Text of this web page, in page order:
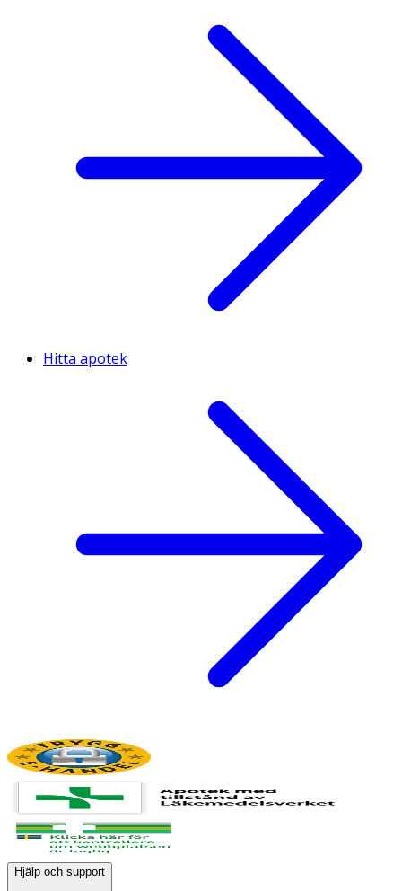
Hitta apotek
Hjälp och support